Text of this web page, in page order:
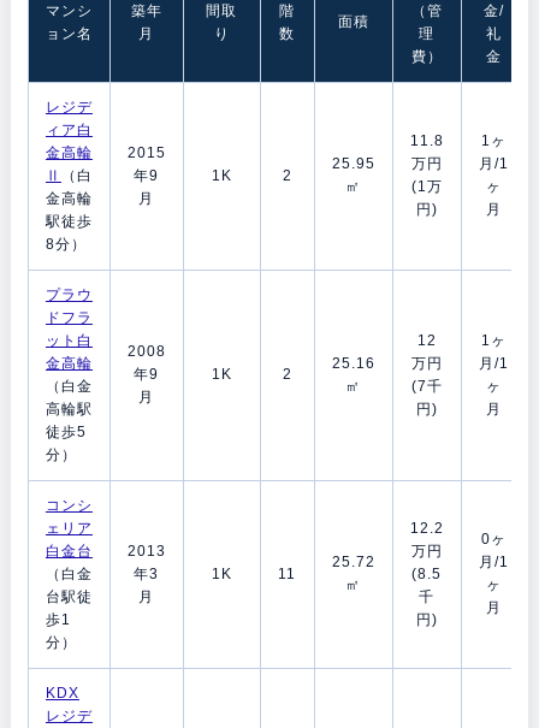
マンシ
ョン名
築年
月
間取
り
階
数
面積
（管
理
費）
金/
礼
金
レジデ
ィア白
金高輪
Ⅱ
（白
金高輪
駅徒歩
8分）
2015
年9
月
1K 2
25.95
㎡
11.8
万円
(1万
円)
1ヶ
月/1
ヶ
月
プラウ
ドフラ
ット白
金高輪
（白金
高輪駅
徒歩5
分）
2008
年9
月
1K 2
25.16
㎡
12
万円
(7千
円)
1ヶ
月/1
ヶ
月
コンシ
ェリア
白金台
（白金
台駅徒
歩1
分）
2013
年3
月
1K 11
25.72
㎡
12.2
万円
(8.5
千
円)
0ヶ
月/1
ヶ
月
KDX
レジデ